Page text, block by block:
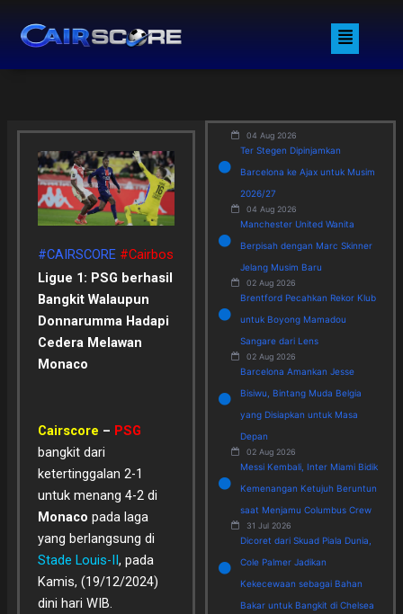
content
Menu
#CAIRSCORE #Cairbos
Ligue 1: PSG berhasil
Bangkit Walaupun
Donnarumma Hadapi
Cedera Melawan
Monaco
Cairscore – PSG
bangkit dari
ketertinggalan 2-1
untuk menang 4-2 di
Monaco pada laga
yang berlangsung di
Stade Louis-II, pada
Kamis, (19/12/2024)
dini hari WIB.
04 Aug 2026
Ter Stegen Dipinjamkan
Barcelona ke Ajax untuk Musim
2026/27
04 Aug 2026
Manchester United Wanita
Berpisah dengan Marc Skinner
Jelang Musim Baru
02 Aug 2026
Brentford Pecahkan Rekor Klub
untuk Boyong Mamadou
Sangare dari Lens
02 Aug 2026
Barcelona Amankan Jesse
Bisiwu, Bintang Muda Belgia
yang Disiapkan untuk Masa
Depan
02 Aug 2026
Messi Kembali, Inter Miami Bidik
Kemenangan Ketujuh Beruntun
saat Menjamu Columbus Crew
31 Jul 2026
Dicoret dari Skuad Piala Dunia,
Cole Palmer Jadikan
Kekecewaan sebagai Bahan
Bakar untuk Bangkit di Chelsea